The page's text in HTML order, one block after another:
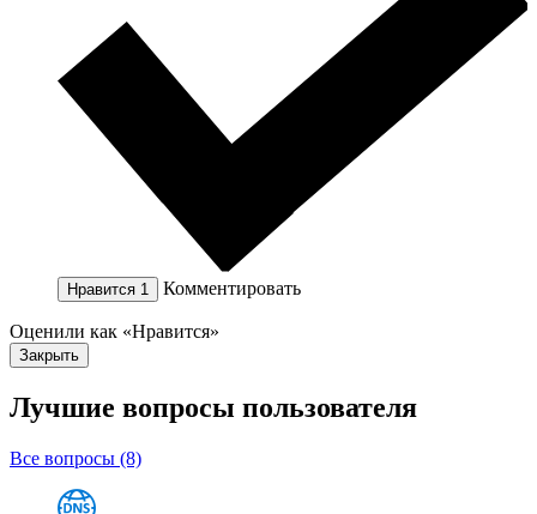
Нравится 1 Комментировать
Оценили как «Нравится»
Закрыть
Лучшие вопросы пользователя
Все вопросы (8)